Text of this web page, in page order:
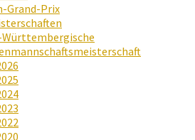
Grand-Prix
Württembergische